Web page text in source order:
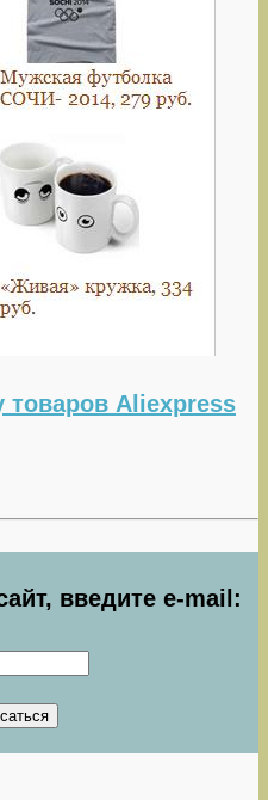
товаров Aliexpress
введите e-mail: